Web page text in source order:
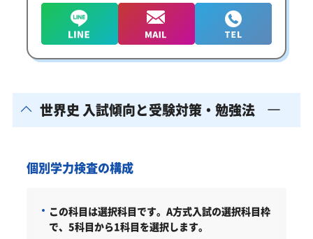
世界史 入試傾向と受験対策・勉強法
個別学力検査の構成
この科目は選択科目です。A方式入試の選択科目枠
で、5科目から1科目を選択します。